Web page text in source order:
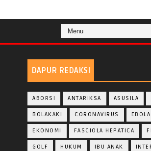
DAPUR REDAKSI
ABORSI ANTARIKSA ASUSILA
BOLAKAKI CORONAVIRUS EBOLA
EKONOMI FASCIOLA HEPATICA
GOLF HUKUM IBU ANAK